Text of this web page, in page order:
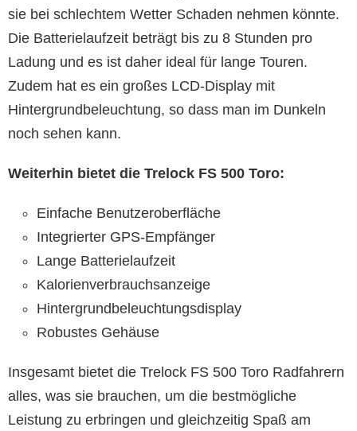
sie bei schlechtem Wetter Schaden nehmen könnte.
Die Batterielaufzeit beträgt bis zu 8 Stunden pro
Ladung und es ist daher ideal für lange Touren.
Zudem hat es ein großes LCD-Display mit
Hintergrundbeleuchtung, so dass man im Dunkeln
noch sehen kann.
Weiterhin bietet die Trelock FS 500 Toro:
Einfache Benutzeroberfläche
Integrierter GPS-Empfänger
Lange Batterielaufzeit
Kalorienverbrauchsanzeige
Hintergrundbeleuchtungsdisplay
Robustes Gehäuse
Insgesamt bietet die Trelock FS 500 Toro Radfahrern
alles, was sie brauchen, um die bestmögliche
Leistung zu erbringen und gleichzeitig Spaß am